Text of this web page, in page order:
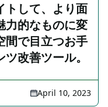
トして、より面
力的なものに変
間で目立つお手
改善ツール。
April 10, 2023